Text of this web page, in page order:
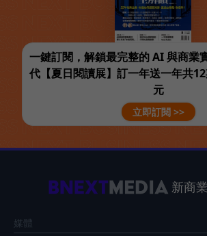
一鍵訂閱，解鎖最完整的 AI 與商業
代【夏日閱讀展】訂一年送一年共
元
立即訂閱 >>
新商
媒體